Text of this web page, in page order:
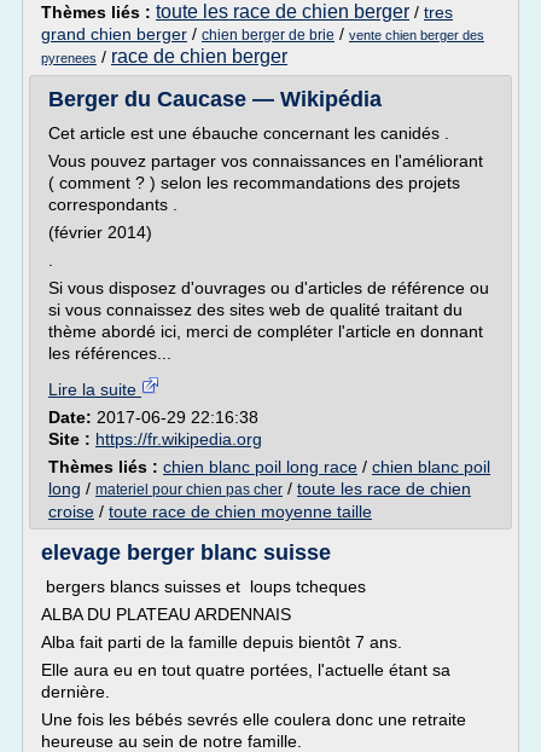
Thèmes liés : toute les race de chien berger / tres
grand chien berger / chien berger de brie / vente chien berger des
pyrenees / race de chien berger
Berger du Caucase — Wikipédia
Cet article est une ébauche concernant les canidés .
Vous pouvez partager vos connaissances en l'améliorant
( comment ? ) selon les recommandations des projets
correspondants .
(février 2014)
Si vous disposez d'ouvrages ou d'articles de référence ou
si vous connaissez des sites web de qualité traitant du
thème abordé ici, merci de compléter l'article en donnant
les références...
Lire la suite
Date: 2017-06-29 22:16:38
Site : https://fr.wikipedia.org
Thèmes liés : chien blanc poil long race / chien blanc poil
long / materiel pour chien pas cher / toute les race de chien
croise / toute race de chien moyenne taille
elevage berger blanc suisse
bergers blancs suisses et loups tcheques
ALBA DU PLATEAU ARDENNAIS
Alba fait parti de la famille depuis bientôt 7 ans.
Elle aura eu en tout quatre portées, l'actuelle étant sa
dernière.
Une fois les bébés sevrés elle coulera donc une retraite
heureuse au sein de notre famille.